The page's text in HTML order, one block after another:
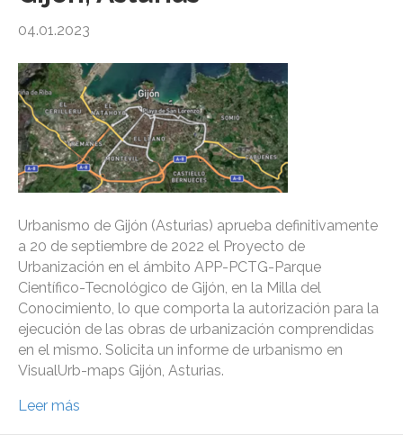
04.01.2023
Urbanismo de Gijón (Asturias) aprueba definitivamente
a 20 de septiembre de 2022 el Proyecto de
Urbanización en el ámbito APP-PCTG-Parque
Científico-Tecnológico de Gijón, en la Milla del
Conocimiento, lo que comporta la autorización para la
ejecución de las obras de urbanización comprendidas
en el mismo. Solicita un informe de urbanismo en
VisualUrb-maps Gijón, Asturias.
Leer más